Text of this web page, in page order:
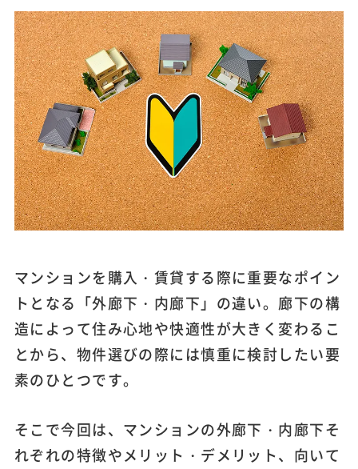
マンションを購入・賃貸する際に重要なポイン
トとなる「外廊下・内廊下」の違い。廊下の構
造によって住み心地や快適性が大きく変わるこ
とから、物件選びの際には慎重に検討したい要
素のひとつです。
そこで今回は、マンションの外廊下・内廊下そ
れぞれの特徴やメリット・デメリット、向いて